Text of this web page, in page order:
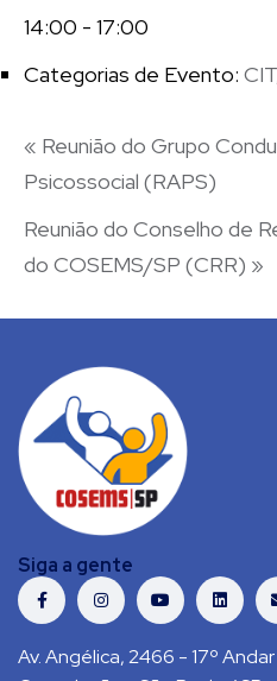
14:00 - 17:00
Categorias de Evento: CIT
« Reunião do Grupo
Psicossocial (RAPS)
Reunião do Conselho de
do COSEMS/SP (CRR) »
Siga a gente
Av. Angélica, 2466 - 17º Andar